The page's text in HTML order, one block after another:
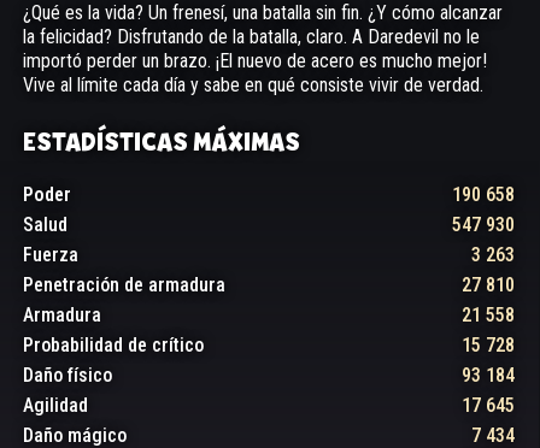
¿Qué es la vida? Un frenesí, una batalla sin fin. ¿Y cómo alcanzar
la felicidad? Disfrutando de la batalla, claro. A Daredevil no le
importó perder un brazo. ¡El nuevo de acero es mucho mejor!
Vive al límite cada día y sabe en qué consiste vivir de verdad.
ESTADÍSTICAS MÁXIMAS
Poder
190 658
Salud
547 930
Fuerza
3 263
Penetración de armadura
27 810
Armadura
21 558
Probabilidad de crítico
15 728
Daño físico
93 184
Agilidad
17 645
Daño mágico
7 434